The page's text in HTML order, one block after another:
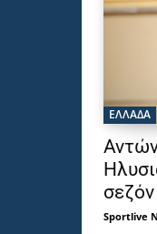
ΕΛΛΑΔΑ
Sportlive